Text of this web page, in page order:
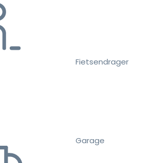
Fietsendrager
Garage